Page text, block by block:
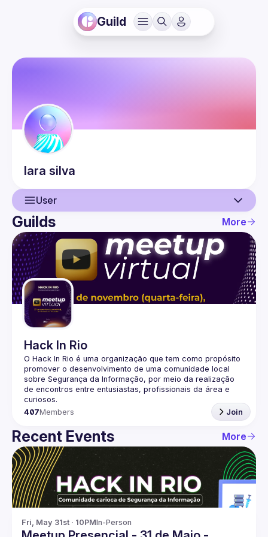
Guild
lara silva
User
User
Events
Guilds
Guilds More
Hack In Rio
O Hack In Rio é uma organização que tem como propósito
promover o desenvolvimento de uma comunidade local
sobre Segurança da Informação, por meio da realização
de encontros entre entusiastas, profissionais da área e
407Members Join
Recent Events More
Fri, May 31st · 10PMIn-Person